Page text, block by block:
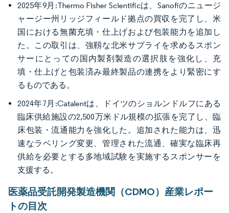
2025年9月:Thermo Fisher Scientificは、Sanofiのニュージ
ャージー州リッジフィールド拠点の買収を完了し、米
国における無菌充填・仕上げおよび包装能力を追加し
た。この取引は、強靱な北米サプライを求めるスポン
サーにとっての国内製剤製造の選択肢を強化し、充
填・仕上げと包装済み最終製品の連携をより緊密にす
るものである。
2024年7月:Catalentは、ドイツのショルンドルフにある
臨床供給施設の2,500万米ドル規模の拡張を完了し、臨
床包装・流通能力を強化した。追加された能力は、迅
速なラベリング変更、管理された流通、確実な臨床再
供給を必要とする多地域試験を実施するスポンサーを
支援する。
医薬品受託開発製造機関（CDMO）産業レポー
トの目次